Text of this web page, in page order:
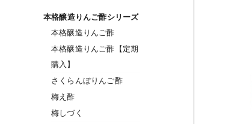
本格醸造りんご酢シリーズ
本格醸造りんご酢
本格醸造りんご酢【定期
購入】
さくらんぼりんご酢
梅え酢
梅しづく